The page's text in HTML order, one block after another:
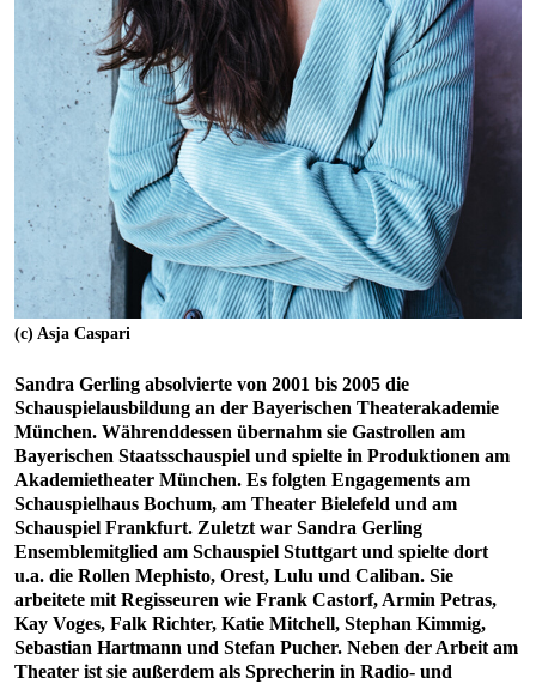
(c) Asja Caspari
Sandra Gerling absolvierte von 2001 bis 2005 die
Schauspielausbildung an der Bayerischen Theaterakademie
München. Währenddessen übernahm sie Gastrollen am
Bayerischen Staatsschauspiel und spielte in Produktionen am
Akademietheater München. Es folgten Engagements am
Schauspielhaus Bochum, am Theater Bielefeld und am
Schauspiel Frankfurt. Zuletzt war Sandra Gerling
Ensemblemitglied am Schauspiel Stuttgart und spielte dort
u.a. die Rollen Mephisto, Orest, Lulu und Caliban. Sie
arbeitete mit Regisseuren wie Frank Castorf, Armin Petras,
Kay Voges, Falk Richter, Katie Mitchell, Stephan Kimmig,
Sebastian Hartmann und Stefan Pucher. Neben der Arbeit am
Theater ist sie außerdem als Sprecherin in Radio- und